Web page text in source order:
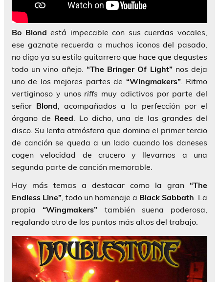
Bo Blond está impecable con sus cuerdas vocales,
ese gaznate recuerda a muchos iconos del pasado,
no digo ya su estilo guitarrero que hace que degustes
todo un vino añejo. “The Bringer Of Light” nos deja
uno de los mejores partes de “Wingmakers”. Ritmo
vertiginoso y unos riffs muy adictivos por parte del
señor Blond, acompañados a la perfección por el
órgano de Reed. Lo dicho, una de las grandes del
disco. Su lenta atmósfera que domina el primer tercio
de canción se queda a un lado cuando los daneses
cogen velocidad de crucero y llevarnos a una
segunda parte de canción memorable.
Hay más temas a destacar como la gran “The
Endless Line”, todo un homenaje a Black Sabbath. La
propia“Wingmakers” también suena poderosa,
regalando otro de los puntos más altos del trabajo.